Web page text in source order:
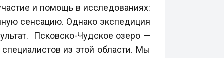
и помощь в исследованиях:
сенсацию. Однако экспедиция
Псковско-Чудское озеро —
из этой области. Мы